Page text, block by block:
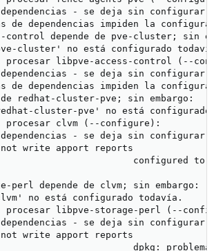
dependencias - se deja sin configurar
de dependencias impiden la
control depende de pve-cluster; sin
cluster' no está configurado
libpve-access-control (--
dependencias - se deja sin configurar
de dependencias impiden la
de redhat-cluster-pve; sin embargo:
cluster-pve' no está
clvm (--configure):
dependencias - se deja sin configurar
write apport reports
configured to
perl depende de clvm; sin embargo:
no está configurado todavía.
procesar libpve-storage-perl (--
dependencias - se deja sin configurar
write apport reports
dpkg: